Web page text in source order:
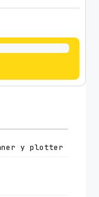
y plotter